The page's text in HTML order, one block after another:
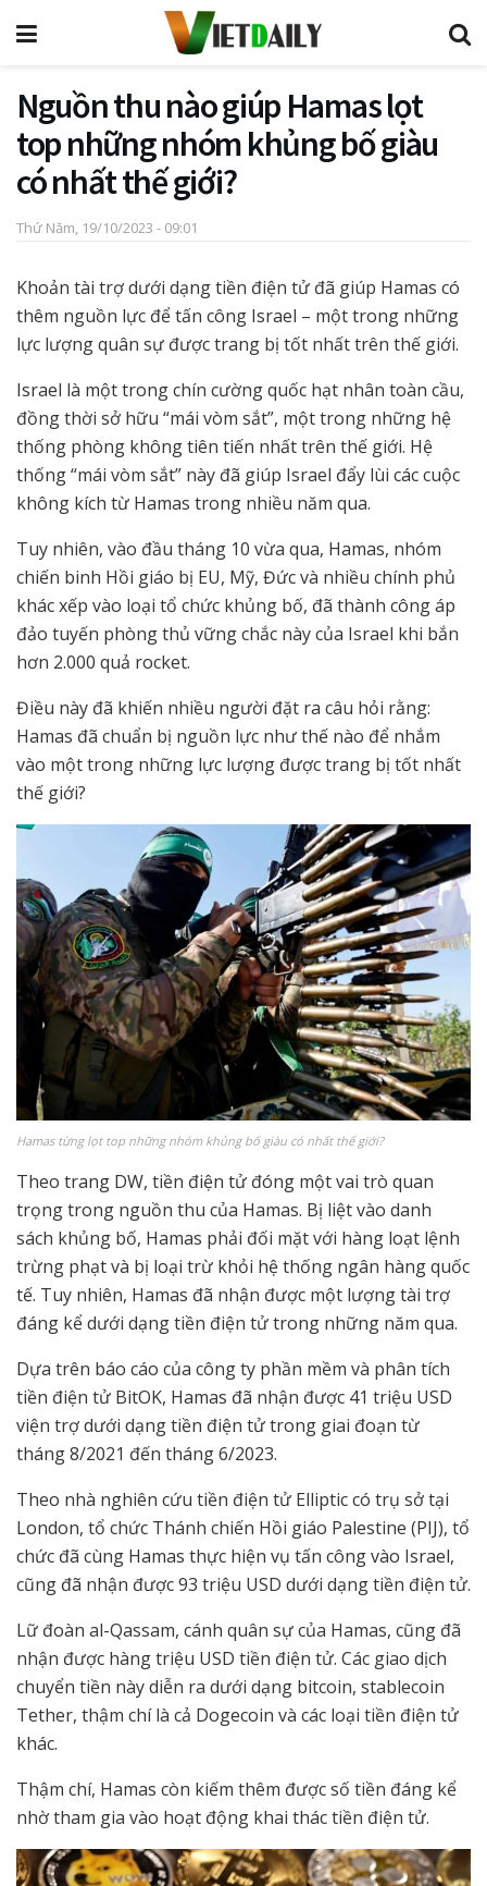
Nguồn thu nào giúp Hamas lọt
top những nhóm khủng bố giàu
có nhất thế giới?
Thứ Năm, 19/10/2023 - 09:01
Khoản tài trợ dưới dạng tiền điện tử đã giúp Hamas có
thêm nguồn lực để tấn công Israel – một trong những
lực lượng quân sự được trang bị tốt nhất trên thế giới.
Israel là một trong chín cường quốc hạt nhân toàn cầu,
đồng thời sở hữu “mái vòm sắt”, một trong những hệ
thống phòng không tiên tiến nhất trên thế giới. Hệ
thống “mái vòm sắt” này đã giúp Israel đẩy lùi các cuộc
không kích từ Hamas trong nhiều năm qua.
Tuy nhiên, vào đầu tháng 10 vừa qua, Hamas, nhóm
chiến binh Hồi giáo bị EU, Mỹ, Đức và nhiều chính phủ
khác xếp vào loại tổ chức khủng bố, đã thành công áp
đảo tuyến phòng thủ vững chắc này của Israel khi bắn
hơn 2.000 quả rocket.
Điều này đã khiến nhiều người đặt ra câu hỏi rằng:
Hamas đã chuẩn bị nguồn lực như thế nào để nhắm
vào một trong những lực lượng được trang bị tốt nhất
thế giới?
Hamas từng lọt top những nhóm khủng bố giàu có nhất thế giới?
Theo trang DW, tiền điện tử đóng một vai trò quan
trọng trong nguồn thu của Hamas. Bị liệt vào danh
sách khủng bố, Hamas phải đối mặt với hàng loạt lệnh
trừng phạt và bị loại trừ khỏi hệ thống ngân hàng quốc
tế. Tuy nhiên, Hamas đã nhận được một lượng tài trợ
đáng kể dưới dạng tiền điện tử trong những năm qua.
Dựa trên báo cáo của công ty phần mềm và phân tích
tiền điện tử BitOK, Hamas đã nhận được 41 triệu USD
viện trợ dưới dạng tiền điện tử trong giai đoạn từ
tháng 8/2021 đến tháng 6/2023.
Theo nhà nghiên cứu tiền điện tử Elliptic có trụ sở tại
London, tổ chức Thánh chiến Hồi giáo Palestine (PIJ), tổ
chức đã cùng Hamas thực hiện vụ tấn công vào Israel,
cũng đã nhận được 93 triệu USD dưới dạng tiền điện tử.
Lữ đoàn al-Qassam, cánh quân sự của Hamas, cũng đã
nhận được hàng triệu USD tiền điện tử. Các giao dịch
chuyển tiền này diễn ra dưới dạng bitcoin, stablecoin
Tether, thậm chí là cả Dogecoin và các loại tiền điện tử
khác.
Thậm chí, Hamas còn kiếm thêm được số tiền đáng kể
nhờ tham gia vào hoạt động khai thác tiền điện tử.